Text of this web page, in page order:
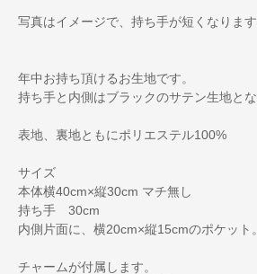
写真はイメージで、持ち手が短くなります
年中お持ち頂けるお生地です。
持ち手と内側はブラックのサテン生地とな
表地、裏地ともにポリエステル100%
サイズ
本体横40cm×縦30cm マチ無し
持ち手 30cm
内側片面に、横20cm×縦15cmのポケット。
チャームが付属します。